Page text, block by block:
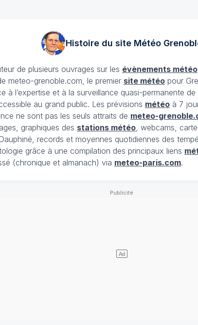
Histoire du site Météo
de plusieurs ouvrages sur les évènements météo
meteo-grenoble.com, le premier site météo pour
à l’expertise et à la surveillance quasi-permanente de
au grand public. Les prévisions météo à 7
ne sont pas les seuls attraits de meteo-
graphiques des stations météo , webcams,
records et moyennes quotidiennes des
grâce à une compilation des principaux liens
(chronique et almanach) via meteo-paris.com.